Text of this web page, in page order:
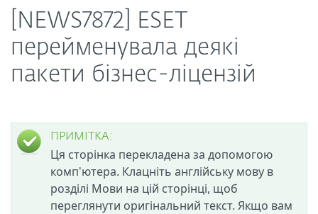
[NEWS7872] ESET
перейменувала деякі
пакети бізнес-ліцензій
ПРИМІТКА:
Ця сторінка перекладена за допомогою
комп'ютера. Клацніть англійську мову в
розділі Мови на цій сторінці, щоб
переглянути оригінальний текст. Якщо вам